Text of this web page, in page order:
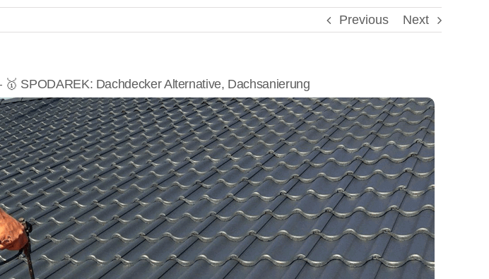
Previous Next
SPODAREK: Dachdecker Alternative, Dachsanierung